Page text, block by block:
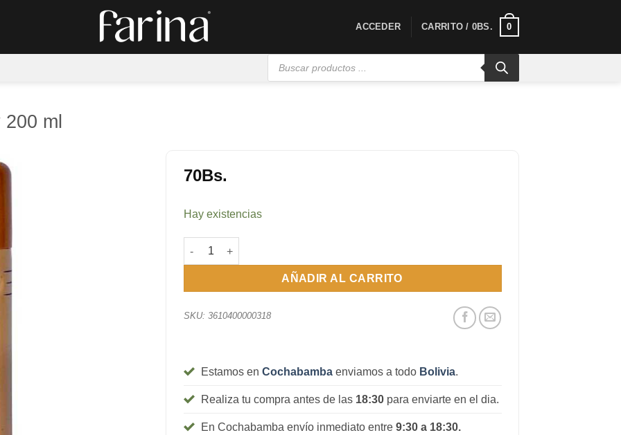
ACCEDER CARRITO / 0BS. 0
Búsqueda
200 ml
70Bs.
Hay existencias
Do It Desodornate Spray 200 ml cantidad
AÑADIR AL CARRITO
SKU: 3610400000318
Estamos en Cochabamba enviamos a todo Bolivia.
Realiza tu compra antes de las 18:30para enviarte en el dia.
En Cochabamba envío inmediato entre 9:30 a 18:30.